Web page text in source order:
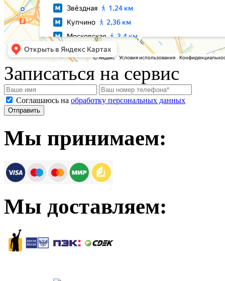
Записаться на сервис
Соглашаюсь на обработку персональных данных
Мы принимаем:
Мы доставляем: